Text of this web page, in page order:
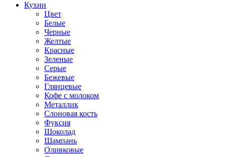
Кухни
Цвет
Белые
Черные
Желтые
Красные
Зеленые
Серые
Бежевые
Глянцевые
Кофе с молоком
Металлик
Слоновая кость
Фуксия
Шоколад
Шампань
Оливковые